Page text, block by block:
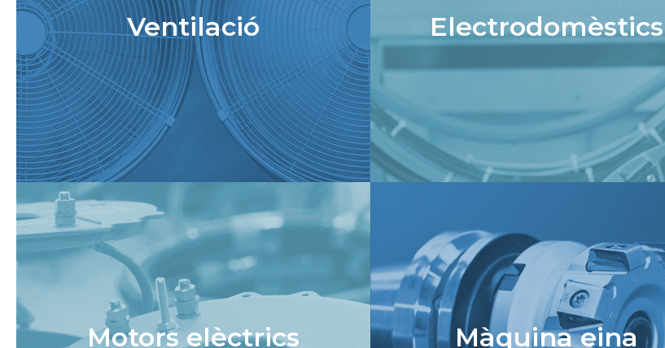
Ventilació Electrodomèstics
Motors elèctrics Màquina eina